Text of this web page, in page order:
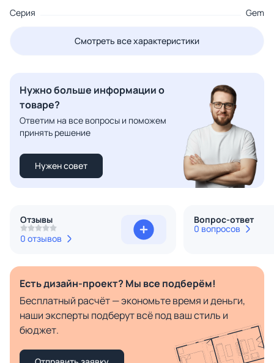
Серия
Gem
Смотреть все характеристики
Нужно больше информации о
товаре?
Ответим на все вопросы и поможем
принять решение
Нужен совет
Отзывы
0 отзывов
Вопрос-ответ
0 вопросов
Есть дизайн-проект? Мы все подберём!
Бесплатный расчёт — экономьте время и деньги,
наши эксперты подберут всё под ваш стиль и
бюджет.